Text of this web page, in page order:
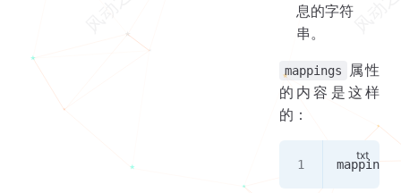
息的字符
串。
mappings
属性
的内容是这样
的：
mappings: